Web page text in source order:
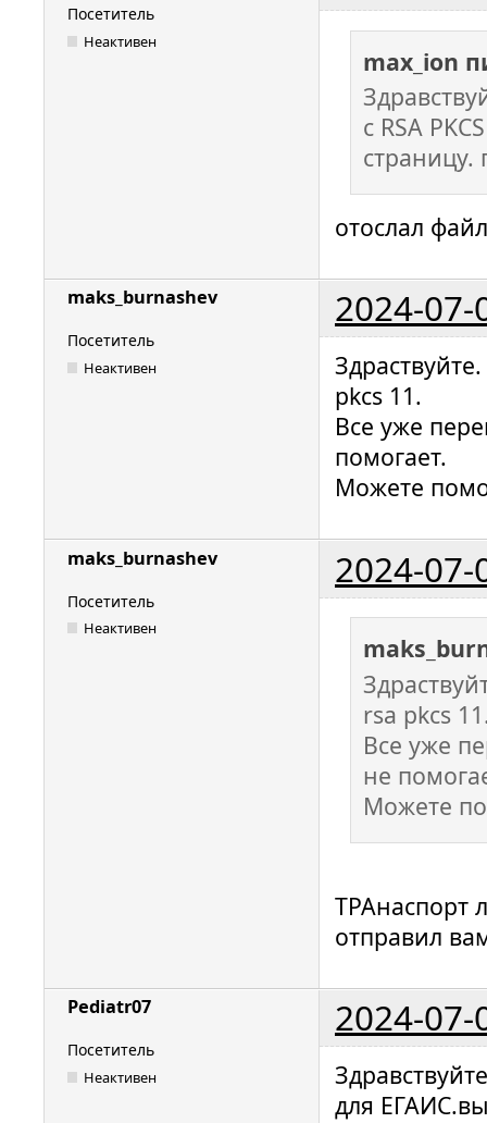
Посетитель
Неактивен
max_ion
с RSA
страницу.
отослал
maks_burnashev 2024-07-
Посетитель
Неактивен
pkcs 11.
Все уже
помогает.
Можете
maks_burnashev 2024-07-
Посетитель
Неактивен
rsa pkcs
Все уже
не
Можете
ТРАнаспорт
отправил
Pediatr07 2024-07-
Посетитель
Неактивен
для